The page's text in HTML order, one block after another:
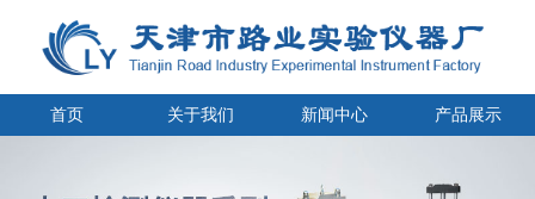
首页 关于我们 新闻中心 产品展示